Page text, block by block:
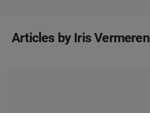
Articles by Iris Vermeren